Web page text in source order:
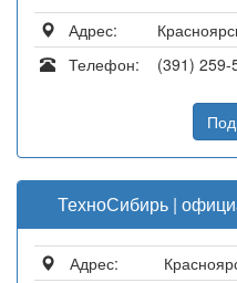
Адрес:
Телефон:
(391) 259-
ТехноСибирь |
Адрес: